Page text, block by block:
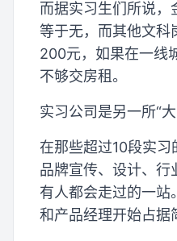
而据实习生们所说，
等于无，而其他文科
200元，如果在一线
不够交房租。
实习公司是另一所“大
在那些超过10段实习
品牌宣传、设计、行
有人都会走过的一站
和产品经理开始占据